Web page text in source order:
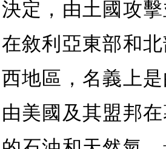
決定，由土國攻
在敘利亞東部和
西地區，名義上
由美國及其盟邦